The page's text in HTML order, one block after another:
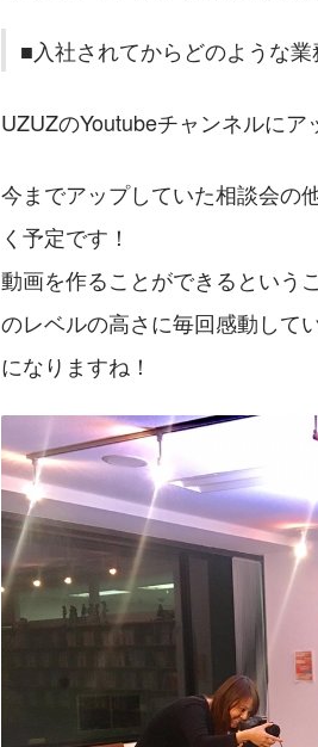
■入社されてからどのような
UZUZのYoutubeチャンネルにア
今までアップしていた相談会の
く予定です！
動画を作ることができるという
のレベルの高さに毎回感動して
になりますね！